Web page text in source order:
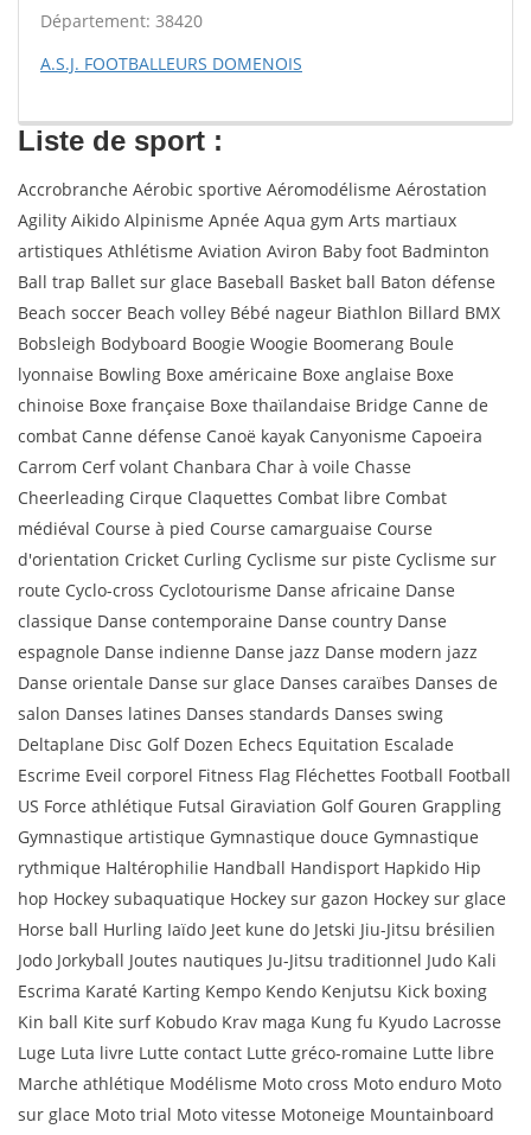
Département: 38420
A.S.J. FOOTBALLEURS DOMENOIS
Liste de sport :
Accrobranche Aérobic sportive Aéromodélisme Aérostation
Agility Aikido Alpinisme Apnée Aqua gym Arts martiaux
artistiques Athlétisme Aviation Aviron Baby foot Badminton
Ball trap Ballet sur glace Baseball Basket ball Baton défense
Beach soccer Beach volley Bébé nageur Biathlon Billard BMX
Bobsleigh Bodyboard Boogie Woogie Boomerang Boule
lyonnaise Bowling Boxe américaine Boxe anglaise Boxe
chinoise Boxe française Boxe thaïlandaise Bridge Canne de
combat Canne défense Canoë kayak Canyonisme Capoeira
Carrom Cerf volant Chanbara Char à voile Chasse
Cheerleading Cirque Claquettes Combat libre Combat
médiéval Course à pied Course camarguaise Course
d'orientation Cricket Curling Cyclisme sur piste Cyclisme sur
route Cyclo-cross Cyclotourisme Danse africaine Danse
classique Danse contemporaine Danse country Danse
espagnole Danse indienne Danse jazz Danse modern jazz
Danse orientale Danse sur glace Danses caraïbes Danses de
salon Danses latines Danses standards Danses swing
Deltaplane Disc Golf Dozen Echecs Equitation Escalade
Escrime Eveil corporel Fitness Flag Fléchettes Football Football
US Force athlétique Futsal Giraviation Golf Gouren Grappling
Gymnastique artistique Gymnastique douce Gymnastique
rythmique Haltérophilie Handball Handisport Hapkido Hip
hop Hockey subaquatique Hockey sur gazon Hockey sur glace
Horse ball Hurling Iaïdo Jeet kune do Jetski Jiu-Jitsu brésilien
Jodo Jorkyball Joutes nautiques Ju-Jitsu traditionnel Judo Kali
Escrima Karaté Karting Kempo Kendo Kenjutsu Kick boxing
Kin ball Kite surf Kobudo Krav maga Kung fu Kyudo Lacrosse
Luge Luta livre Lutte contact Lutte gréco-romaine Lutte libre
Marche athlétique Modélisme Moto cross Moto enduro Moto
sur glace Moto trial Moto vitesse Motoneige Mountainboard